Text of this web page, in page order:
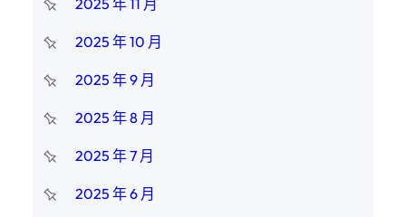
2025 年 11 月
2025 年 10 月
2025 年 9 月
2025 年 8 月
2025 年 7 月
2025 年 6 月